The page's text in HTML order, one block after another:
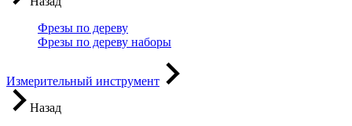
Фрезы по дереву
Фрезы по дереву наборы
Измерительный инструмент
Назад